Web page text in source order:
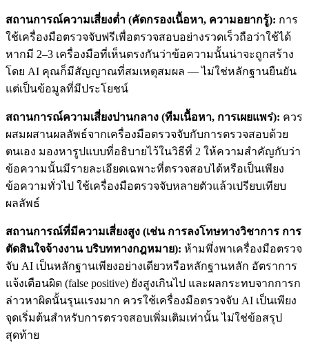
สถานการณ์ความเสี่ยงต่ำ (คัดกรองเนื้อหา, ความอยากรู้): การ
ใช้เครื่องมือตรวจจับฟรีเพื่อตรวจสอบอย่างรวดเร็วถือว่าใช้ได้
หากมี 2–3 เครื่องมือที่เห็นตรงกันว่าข้อความนั้นน่าจะถูกสร้าง
โดย AI คุณก็มีสัญญาณที่สมเหตุสมผล — ไม่ใช่หลักฐานยืนยัน
แต่เป็นข้อมูลที่มีประโยชน์
สถานการณ์ความเสี่ยงปานกลาง (ทีมเนื้อหา, การเผยแพร่): ควร
ผสมผสานผลลัพธ์จากเครื่องมือตรวจจับกับการตรวจสอบด้วย
ตนเอง มองหารูปแบบที่อธิบายไว้ในวิธีที่ 2 ให้ความสำคัญกับว่า
ข้อความนั้นมีรายละเอียดเฉพาะที่ตรวจสอบได้หรือเป็นเพียง
ข้อความทั่วไป ใช้เครื่องมือตรวจจับหลายตัวแล้วเปรียบเทียบ
ผลลัพธ์
สถานการณ์ที่มีความเสี่ยงสูง (เช่น การลงโทษทางวิชาการ การ
ตัดสินใจจ้างงาน บริบททางกฎหมาย): ห้ามพึ่งพาเครื่องมือตรวจ
จับ AI เป็นหลักฐานเพียงอย่างเดียวหรือหลักฐานหลัก อัตราการ
แจ้งเตือนผิด (false positive) ยังสูงเกินไป และผลกระทบจากการก
ล่าวหาผิดนั้นรุนแรงมาก ควรใช้เครื่องมือตรวจจับ AI เป็นเพียง
จุดเริ่มต้นสำหรับการตรวจสอบเพิ่มเติมเท่านั้น ไม่ใช่ข้อสรุป
สุดท้าย